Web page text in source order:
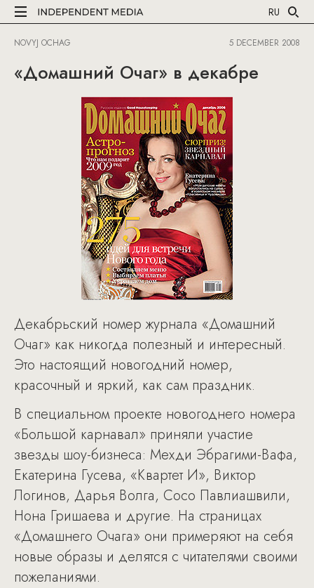
RU
NOVYJ OCHAG 5 DECEMBER 2008
«Домашний Очаг» в декабре
Декабрьский номер журнала «Домашний
Очаг» как никогда полезный и интересный.
Это настоящий новогодний номер,
красочный и яркий, как сам праздник.
В специальном проекте новогоднего номера
«Большой карнавал» приняли участие
звезды шоу-бизнеса: Мехди Эбрагими-Вафа,
Екатерина Гусева, «Квартет И», Виктор
Логинов, Дарья Волга, Сосо Павлиашвили,
Нона Гришаева и другие. На страницах
«Домашнего Очага» они примеряют на себя
новые образы и делятся с читателями своими
пожеланиями.